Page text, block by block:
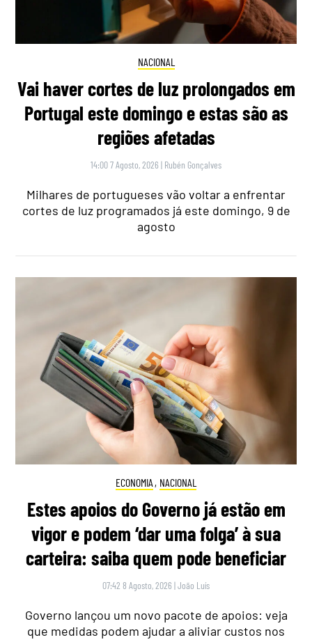
NACIONAL
Vai haver cortes de luz prolongados em
Portugal este domingo e estas são as
regiões afetadas
14:00 7 Agosto, 2026 | Rubén Gonçalves
Milhares de portugueses vão voltar a enfrentar
cortes de luz programados já este domingo, 9 de
agosto
ECONOMIA , NACIONAL
Estes apoios do Governo já estão em
vigor e podem ‘dar uma folga’ à sua
carteira: saiba quem pode beneficiar
07:42 8 Agosto, 2026 |João Luís
Governo lançou um novo pacote de apoios: veja
que medidas podem ajudar a aliviar custos nos